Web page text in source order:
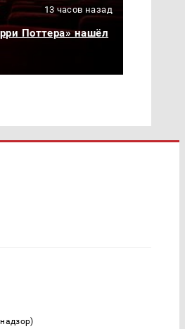
13 часов назад
Поттера» нашёл